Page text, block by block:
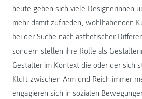
heute geben sich viele Designerinnen
mehr damit zufrieden, wohlhabenden
bei der Suche nach ästhetischer
sondern stellen ihre Rolle als
Gestalter im Kontext die oder der sich
Kluft zwischen Arm und Reich immer
engagieren sich in sozialen